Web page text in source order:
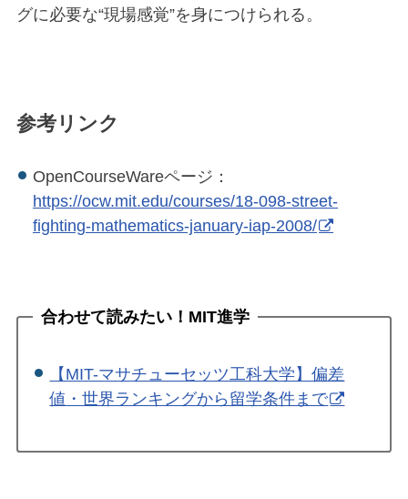
グに必要な“現場感覚”を身につけられる。
参考リンク
OpenCourseWareページ：
https://ocw.mit.edu/courses/18-098-street-
fighting-mathematics-january-iap-2008/
合わせて読みたい！MIT進学
【MIT-マサチューセッツ工科大学】偏差
値・世界ランキングから留学条件まで